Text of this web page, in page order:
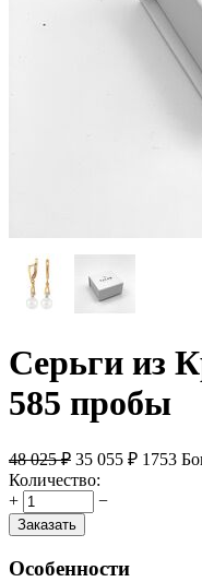
Серьги из
585 пробы
48 025 ₽ 35 055 ₽ 1753
Количество:
+
−
Заказать
Особенности